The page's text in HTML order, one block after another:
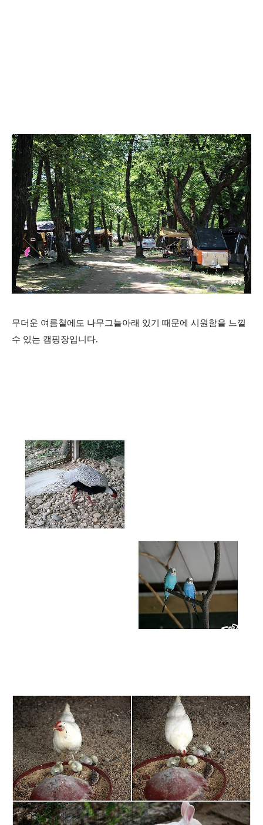
무더운 여름철에도 나무그늘아래 있기 때문에 시원함을 느낄
수 있는 캠핑장입니다.